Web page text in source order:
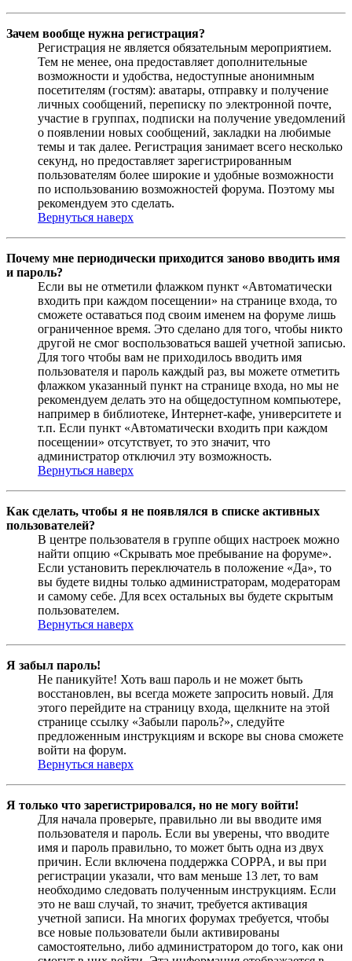
Зачем вообще нужна регистрация?
Регистрация не является обязательным мероприятием.
Тем не менее, она предоставляет дополнительные
возможности и удобства, недоступные анонимным
посетителям (гостям): аватары, отправку и получение
личных сообщений, переписку по электронной почте,
участие в группах, подписки на получение уведомлений
о появлении новых сообщений, закладки на любимые
темы и так далее. Регистрация занимает всего несколько
секунд, но предоставляет зарегистрированным
пользователям более широкие и удобные возможности
по использованию возможностей форума. Поэтому мы
рекомендуем это сделать.
Вернуться наверх
Почему мне периодически приходится заново вводить имя
и пароль?
Если вы не отметили флажком пункт «Автоматически
входить при каждом посещении» на странице входа, то
сможете оставаться под своим именем на форуме лишь
ограниченное время. Это сделано для того, чтобы никто
другой не смог воспользоваться вашей учетной записью.
Для того чтобы вам не приходилось вводить имя
пользователя и пароль каждый раз, вы можете отметить
флажком указанный пункт на странице входа, но мы не
рекомендуем делать это на общедоступном компьютере,
например в библиотеке, Интернет-кафе, университете и
т.п. Если пункт «Автоматически входить при каждом
посещении» отсутствует, то это значит, что
администратор отключил эту возможность.
Вернуться наверх
Как сделать, чтобы я не появлялся в списке активных
пользователей?
В центре пользователя в группе общих настроек можно
найти опцию «Скрывать мое пребывание на форуме».
Если установить переключатель в положение «Да», то
вы будете видны только администраторам, модераторам
и самому себе. Для всех остальных вы будете скрытым
пользователем.
Вернуться наверх
Я забыл пароль!
Не паникуйте! Хоть ваш пароль и не может быть
восстановлен, вы всегда можете запросить новый. Для
этого перейдите на страницу входа, щелкните на этой
странице ссылку «Забыли пароль?», следуйте
предложенным инструкциям и вскоре вы снова сможете
войти на форум.
Вернуться наверх
Я только что зарегистрировался, но не могу войти!
Для начала проверьте, правильно ли вы вводите имя
пользователя и пароль. Если вы уверены, что вводите
имя и пароль правильно, то может быть одна из двух
причин. Если включена поддержка COPPA, и вы при
регистрации указали, что вам меньше 13 лет, то вам
необходимо следовать полученным инструкциям. Если
это не ваш случай, то значит, требуется активация
учетной записи. На многих форумах требуется, чтобы
все новые пользователи были активированы
самостоятельно, либо администратором до того, как они